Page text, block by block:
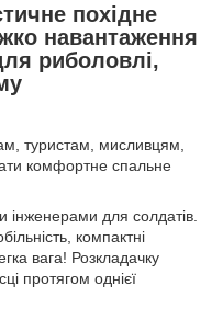
похідне
навантаження
риболовлі,
туристам, мисливцям,
комфортне спальне
для солдатів.
компактні
вага! Розкладачку
протягом однієї